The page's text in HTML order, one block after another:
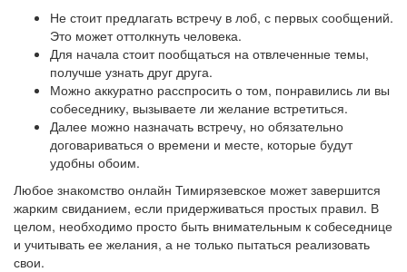
Не стоит предлагать встречу в лоб, с первых сообщений.
Это может оттолкнуть человека.
Для начала стоит пообщаться на отвлеченные темы,
получше узнать друг друга.
Можно аккуратно расспросить о том, понравились ли вы
собеседнику, вызываете ли желание встретиться.
Далее можно назначать встречу, но обязательно
договариваться о времени и месте, которые будут
удобны обоим.
Любое знакомство онлайн Тимирязевское может завершится
жарким свиданием, если придерживаться простых правил. В
целом, необходимо просто быть внимательным к собеседнице
и учитывать ее желания, а не только пытаться реализовать
свои.